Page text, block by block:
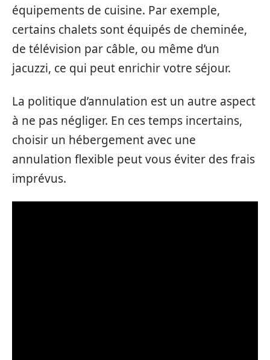
équipements de cuisine. Par exemple,
certains chalets sont équipés de cheminée,
de télévision par câble, ou même d’un
jacuzzi, ce qui peut enrichir votre séjour.
La politique d’annulation est un autre aspect
à ne pas négliger. En ces temps incertains,
choisir un hébergement avec une
annulation flexible peut vous éviter des frais
imprévus.